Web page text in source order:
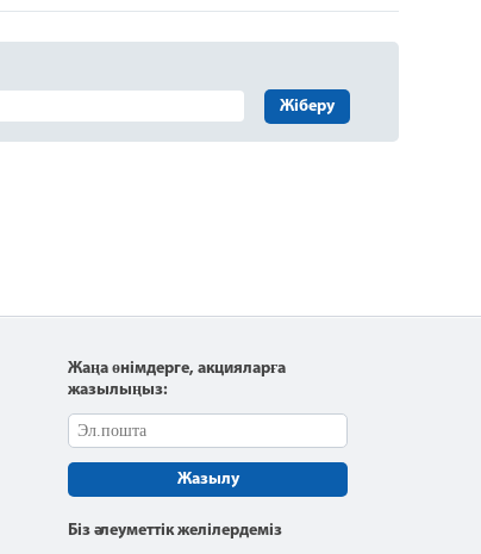
Жіберу
Жаңа өнімдерге, акцияларға
жазылыңыз:
Жазылу
Біз әлеуметтік желілердеміз